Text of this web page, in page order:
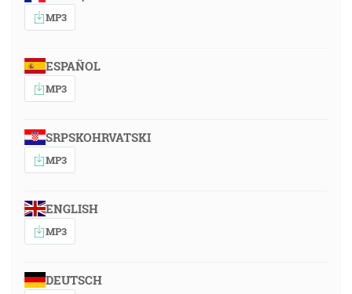
MP3
ESPAÑOL
MP3
SRPSKOHRVATSKI
MP3
ENGLISH
MP3
DEUTSCH